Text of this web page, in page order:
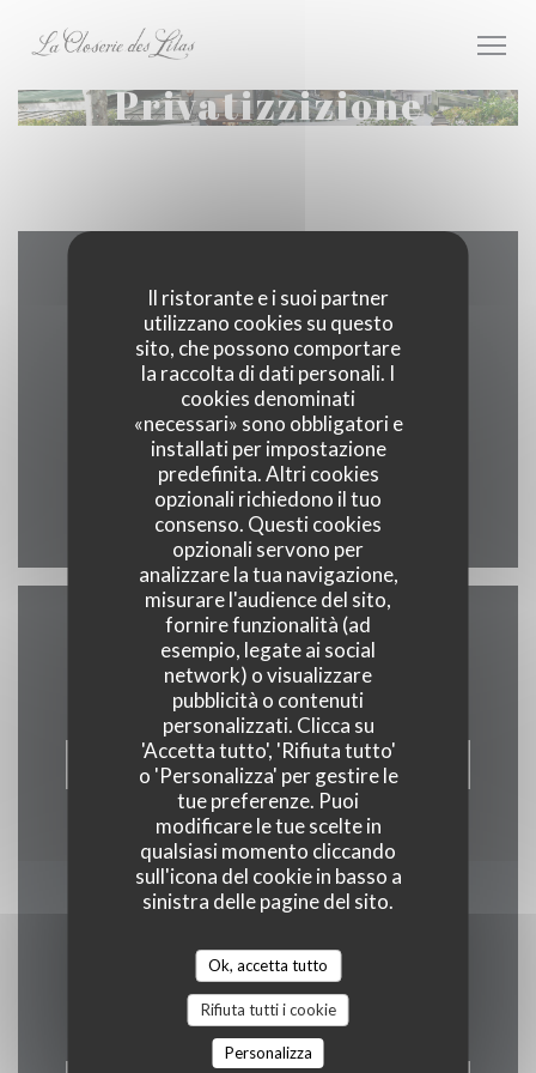
Il ristorante e i suoi partner
utilizzano cookies su questo
sito, che possono comportare
la raccolta di dati personali. I
cookies denominati
«necessari» sono obbligatori e
installati per impostazione
predefinita. Altri cookies
opzionali richiedono il tuo
consenso. Questi cookies
opzionali servono per
analizzare la tua navigazione,
misurare l'audience del sito,
fornire funzionalità (ad
esempio, legate ai social
network) o visualizzare
pubblicità o contenuti
personalizzati. Clicca su
'Accetta tutto', 'Rifiuta tutto'
o 'Personalizza' per gestire le
tue preferenze. Puoi
modificare le tue scelte in
qualsiasi momento cliccando
sull'icona del cookie in basso a
sinistra delle pagine del sito.
Ok, accetta tutto
Rifiuta tutti i cookie
Personalizza
Privatizzizione
Contattaci
171 boulevard du Montparnasse 75006 Paris
01 40 51 34 50
Facebook ((apre una nuova
Instagram ((apre una
Contattaci
PRENOTA
Rimani informato
Iscriversi alla nostra newsletter per ricevere comunicazioni
personalizzate e offerte di marketing via e-mail.